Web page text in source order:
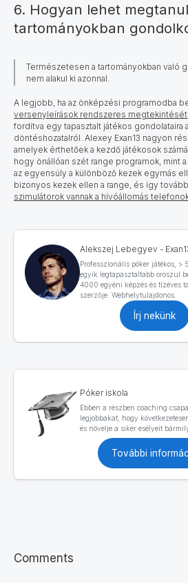
6. Hogyan lehet
tartományokban
Természetesen a tartományokban való
nem alakul ki azonnal.
A legjobb, ha az önképzési programodba
versenyleírások rendszeres megtekintését,
fordítva egy tapasztalt játékos gondolataira
döntéshozatalról. Alexey Exan13 nagyon
amelyek érthetőek a kezdő játékosok
hogy önállóan szét range programok, mint
az egyensúly a különböző kezek egymás
bizonyos kezek ellen a range, és így
szimulátorok vannak a hívóállomás
Alekszej Lebegyev -
Professzionális póker játékos,
egyik legtapasztaltabb oroszul
4000 egyéni képzés és tízéves
szerzője. Webhelytulajdonos.
Írj nekünk
Póker iskola
Ebben a részben coaching
legjobbakat, hogy
és növelje a siker esélyeit
További
Comments